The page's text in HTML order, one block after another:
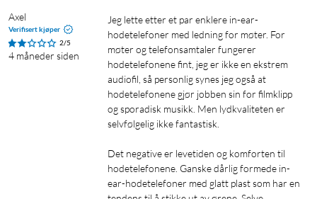
Axel
Verifisert kjøper
2/5
4 måneder siden
Jeg lette etter et par enklere in-ear-
hodetelefoner med ledning for møter. For
møter og telefonsamtaler fungerer
hodetelefonene fint, jeg er ikke en ekstrem
audiofil, så personlig synes jeg også at
hodetelefonene gjør jobben sin for filmklipp
og sporadisk musikk. Men lydkvaliteten er
selvfølgelig ikke fantastisk.
Det negative er levetiden og komforten til
hodetelefonene. Ganske dårlig formede in-
ear-hodetelefoner med glatt plast som har en